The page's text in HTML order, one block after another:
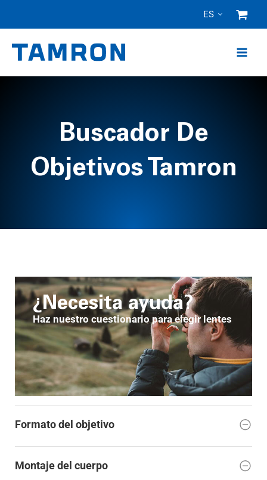
contenido
ES
Buscador De
Objetivos Tamron
¿Necesita ayuda?
Haz nuestro cuestionario para elegir lentes
Formato del objetivo
Montaje del cuerpo